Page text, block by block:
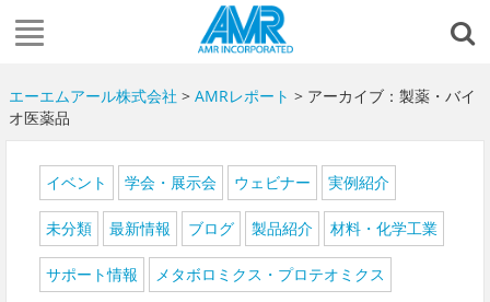
エーエムアール株式会社 > AMRレポート > アーカイブ：製薬・バイ
オ医薬品
イベント 学会・展示会 ウェビナー 実例紹介
未分類 最新情報 ブログ 製品紹介 材料・化学工業
サポート情報 メタボロミクス・プロテオミクス